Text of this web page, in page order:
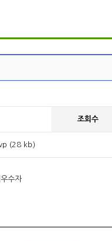
조회수
(28 kb)
수자